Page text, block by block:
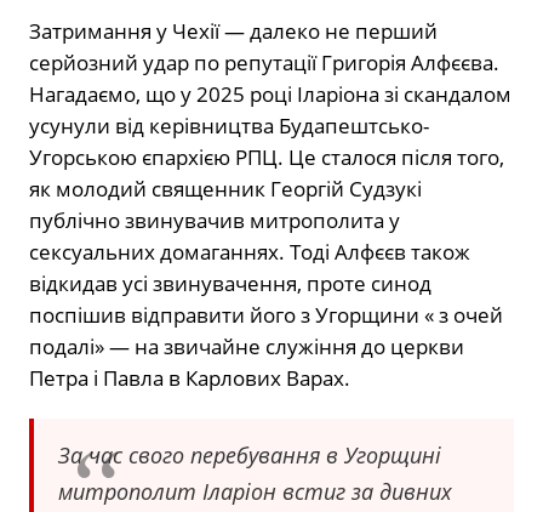
Затримання у Чехії — далеко не перший
серйозний удар по репутації Григорія Алфєєва.
Нагадаємо, що у 2025 році Іларіона зі скандалом
усунули від керівництва Будапештсько-
Угорською єпархією РПЦ. Це сталося після того,
як молодий священник Георгій Судзукі
публічно звинувачив митрополита у
сексуальних домаганнях. Тоді Алфєєв також
відкидав усі звинувачення, проте синод
поспішив відправити його з Угорщини « з очей
подалі» — на звичайне служіння до церкви
Петра і Павла в Карлових Варах.
За час свого перебування в Угорщині
митрополит Іларіон встиг за дивних